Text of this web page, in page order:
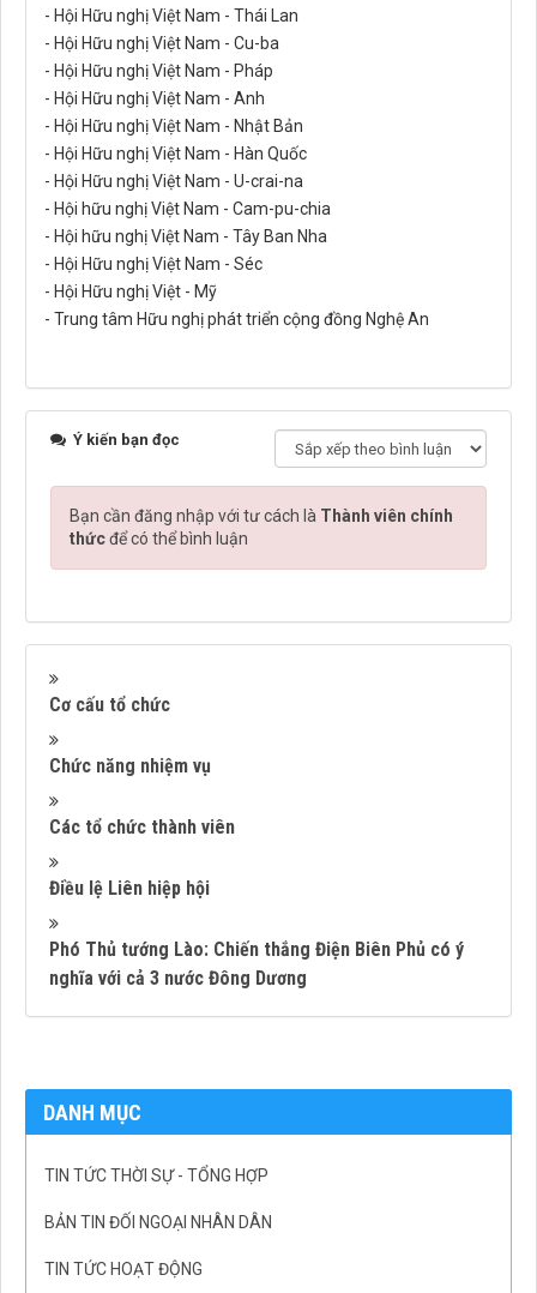
- Hội Hữu nghị Việt Nam - Thái Lan
- Hội Hữu nghị Việt Nam - Cu-ba
- Hội Hữu nghị Việt Nam - Pháp
- Hội Hữu nghị Việt Nam - Anh
- Hội Hữu nghị Việt Nam - Nhật Bản
- Hội Hữu nghị Việt Nam - Hàn Quốc
- Hội Hữu nghị Việt Nam - U-crai-na
- Hội hữu nghị Việt Nam - Cam-pu-chia
- Hội hữu nghị Việt Nam - Tây Ban Nha
- Hội Hữu nghị Việt Nam - Séc
- Hội Hữu nghị Việt - Mỹ
- Trung tâm Hữu nghị phát triển cộng đồng Nghệ An
Ý kiến bạn đọc
Bạn cần đăng nhập với tư cách là Thành viên chính
thứcđể có thể bình luận
Cơ cấu tổ chức
Chức năng nhiệm vụ
Các tổ chức thành viên
Điều lệ Liên hiệp hội
Phó Thủ tướng Lào: Chiến thắng Điện Biên Phủ có ý
nghĩa với cả 3 nước Đông Dương
DANH MỤC
TIN TỨC THỜI SỰ - TỔNG HỢP
BẢN TIN ĐỐI NGOẠI NHÂN DÂN
TIN TỨC HOẠT ĐỘNG